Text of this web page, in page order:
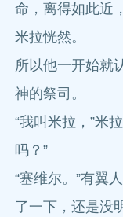
命，离得如此近
米拉恍然。
所以他一开始就
神的祭司。
“我叫米拉，”米
吗？”
“塞维尔。”有翼
了一下，还是没